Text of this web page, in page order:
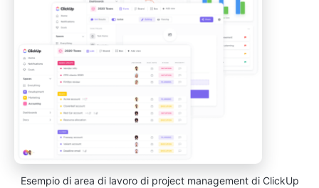
Esempio di area di lavoro di project management di ClickUp